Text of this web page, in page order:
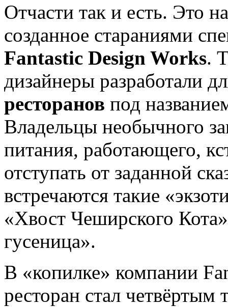
Отчасти так и есть. Это
созданное стараниями
Fantastic Design Works.
дизайнеры разработали
ресторанов под
Владельцы необычного
питания, работающего,
отступать от заданной
встречаются такие
«Хвост Чеширского
гусеница».
В «копилке» компании
ресторан стал четвёртым